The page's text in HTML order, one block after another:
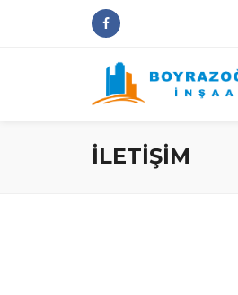
İLETİŞİM